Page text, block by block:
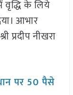
वृद्धि के लिये
आभार
प्रदीप नीखरा
पर 50 पैसे